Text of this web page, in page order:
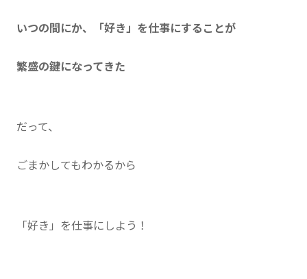
いつの間にか、「好き」を仕事にすることが
繁盛の鍵になってきた
だって、
ごまかしてもわかるから
「好き」を仕事にしよう！